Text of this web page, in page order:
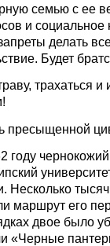
семью с ее
и
делать
Будет
трахаться
пресыщенной
году
Несколько
маршрут его
двое было
«Черные